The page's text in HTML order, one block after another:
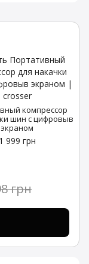
компрессор
шин с цифровыв
экраном
1 999 грн
грн